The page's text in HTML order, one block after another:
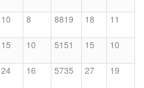
10 8 8819 18 11
15 10 5151 15 10
24 16 5735 27 19